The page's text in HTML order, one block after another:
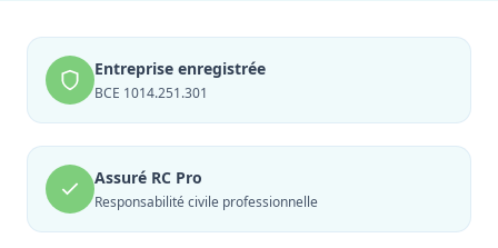
Entreprise enregistrée
BCE 1014.251.301
Assuré RC Pro
Responsabilité civile professionnelle